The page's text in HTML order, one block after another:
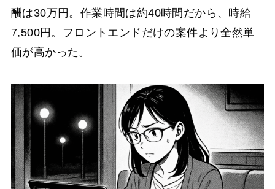
酬は30万円。作業時間は約40時間だから、時給
7,500円。フロントエンドだけの案件より全然単
価が高かった。